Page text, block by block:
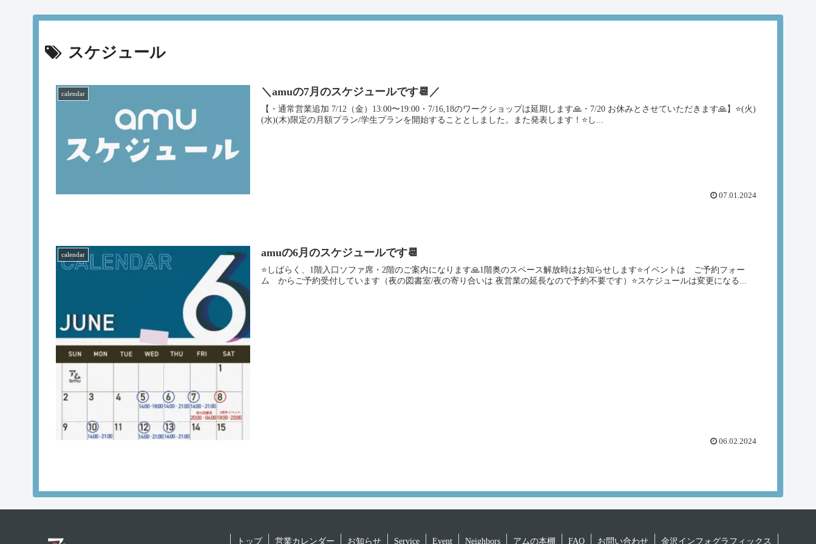
スケジュール
calendar ＼amuの7月のスケジュールです📆／
【・通常営業追加 7/12（金）13:00〜19:00・7/16,18のワークショップは延期します🙏・7/20 お休みとさせていただきます🙏】⭐️(火)
(水)(木)限定の月額プラン/学生プランを開始することとしました。また発表します！⭐️し...
07.01.2024
calendar amuの6月のスケジュールです📆
⭐️しばらく、1階入口ソファ席・2階のご案内になります🙏1階奥のスペース解放時はお知らせします⭐️イベントは ご予約フォー
ム からご予約受付しています（夜の図書室/夜の寄り合いは 夜営業の延長なので予約不要です）⭐️スケジュールは変更になる...
06.02.2024
トップ 営業カレンダー お知らせ Service Event Neighbors アムの本棚 FAQ お問い合わせ 金沢インフォグラフィックス